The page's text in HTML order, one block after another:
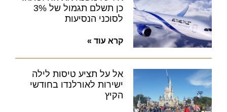
כן תשלם תגמול של 3%
לסוכני הנסיעות
קרא עוד »
אל על תציע טיסות לילה
ישירות לאורלנדו בחודשי
הקיץ